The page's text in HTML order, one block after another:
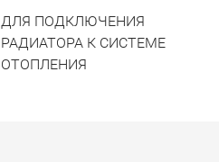
ДЛЯ ПОДКЛЮЧЕНИЯ
РАДИАТОРА К СИСТЕМЕ
ОТОПЛЕНИЯ